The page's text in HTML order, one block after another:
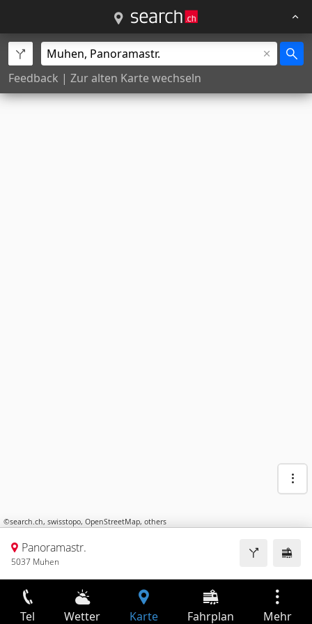
Feedback | Zur alten Karte wechseln
©search.ch, swisstopo, OpenStreetMap, others
Panoramastr.
5037 Muhen
Tel Wetter Karte Fahrplan Mehr